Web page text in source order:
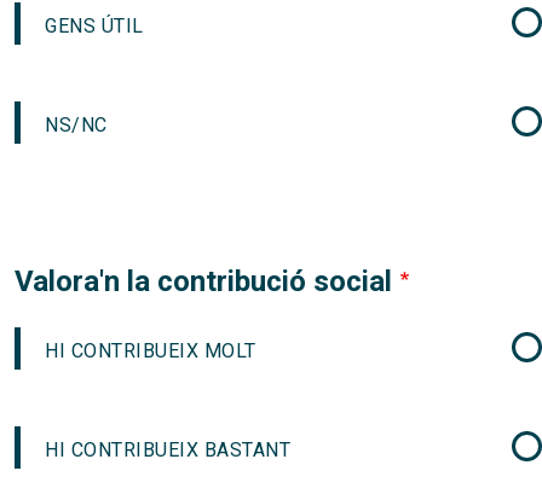
GENS ÚTIL
NS/NC
Valora'n la contribució social
HI CONTRIBUEIX MOLT
HI CONTRIBUEIX BASTANT